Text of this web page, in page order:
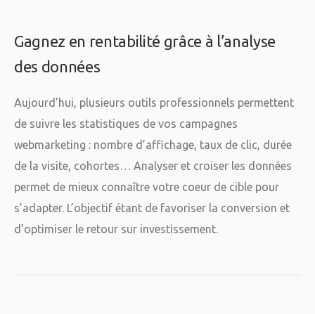
Gagnez en rentabilité grâce à l’analyse
des données
Aujourd’hui, plusieurs outils professionnels permettent
de suivre les statistiques de vos campagnes
webmarketing : nombre d’affichage, taux de clic, durée
de la visite, cohortes… Analyser et croiser les données
permet de mieux connaître votre coeur de cible pour
s’adapter. L’objectif étant de favoriser la conversion et
d’optimiser le retour sur investissement.